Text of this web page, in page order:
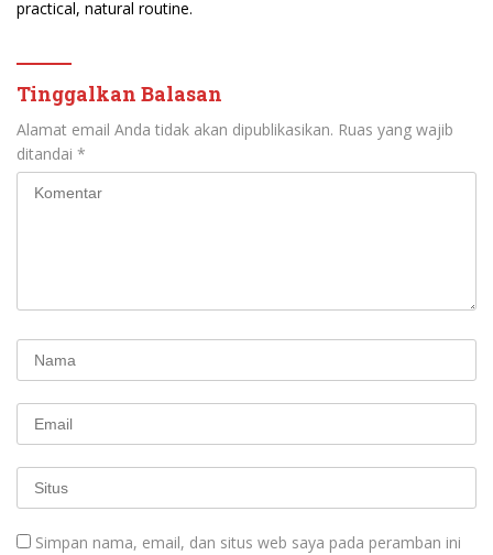
practical, natural routine.
Tinggalkan Balasan
Alamat email Anda tidak akan dipublikasikan. Ruas yang wajib
ditandai *
Simpan nama, email, dan situs web saya pada peramban ini